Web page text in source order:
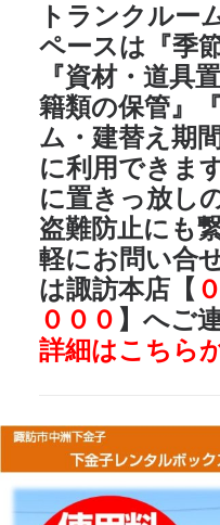
トランクルー
ペースは 『季
『資材・道具
籍類の保管』
ム・建替え期
に利用できま
に置きっ放し
盗難防止にも
軽にお問い合
は諏訪本店 【
０００ 】へご
詳細はこちら